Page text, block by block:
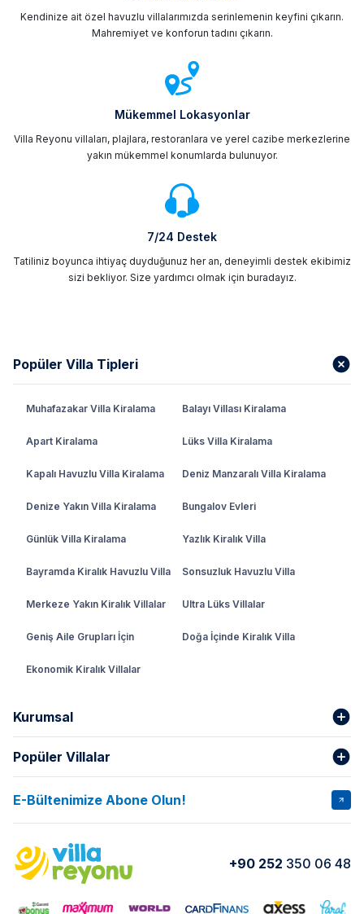
Kendinize ait özel havuzlu villalarımızda serinlemenin keyfini çıkarın.
Mahremiyet ve konforun tadını çıkarın.
Mükemmel Lokasyonlar
Villa Reyonu villaları, plajlara, restoranlara ve yerel cazibe merkezlerine
yakın mükemmel konumlarda bulunuyor.
7/24 Destek
Tatiliniz boyunca ihtiyaç duyduğunuz her an, deneyimli destek ekibimiz
sizi bekliyor. Size yardımcı olmak için buradayız.
Popüler Villa Tipleri
Muhafazakar Villa Kiralama Balayı Villası Kiralama
Apart Kiralama Lüks Villa Kiralama
Kapalı Havuzlu Villa Kiralama Deniz Manzaralı Villa Kiralama
Denize Yakın Villa Kiralama Bungalov Evleri
Günlük Villa Kiralama Yazlık Kiralık Villa
Bayramda Kiralık Havuzlu Villa Sonsuzluk Havuzlu Villa
Merkeze Yakın Kiralık Villalar Ultra Lüks Villalar
Geniş Aile Grupları İçin Doğa İçinde Kiralık Villa
Ekonomik Kiralık Villalar
Kurumsal
Hakkımızda
İptal Şartları Banka Hesapları
Kurumsal Blog
Yorumlar Nasıl Kiralarım
Popüler Villalar
VİLLA SALKIM VİLLA SLAY 1
VİLLA OLENNA 1 VİLLA MERT
E-Bültenimize Abone Olun!
+90 252 350 06 48